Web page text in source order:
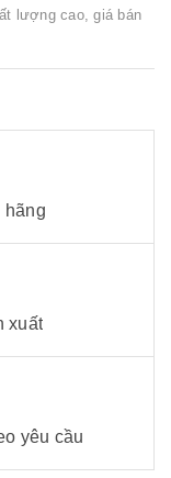
lượng cao, giá bán
hãng
xuất
yêu cầu